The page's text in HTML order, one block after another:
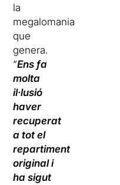
la
megalomania
que
genera.
“Ens fa
molta
il·lusió
haver
recuperat
a tot el
repartiment
original i
ha sigut